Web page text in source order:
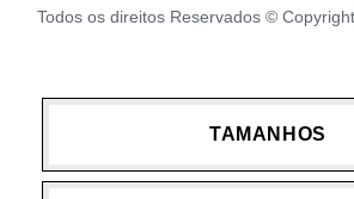
Todos os direitos Reservados © Copyright
TAMANHOS